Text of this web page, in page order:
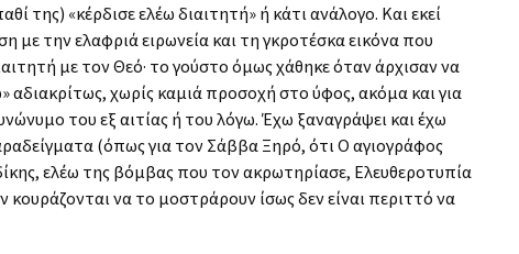
της) «κέρδισε ελέω διαιτητή» ή κάτι ανάλογο. Και εκεί
με την ελαφριά ειρωνεία και τη γκροτέσκα εικόνα που
με τον Θεό· το γούστο όμως χάθηκε όταν άρχισαν να
αδιακρίτως, χωρίς καμιά προσοχή στο ύφος, ακόμα και για
του εξ αιτίας ή του λόγω. Έχω ξαναγράψει και έχω
(όπως για τον Σάββα Ξηρό, ότι Ο αγιογράφος
ελέω της βόμβας που τον ακρωτηρίασε, Ελευθεροτυπία
κουράζονται να το μοστράρουν ίσως δεν είναι περιττό να